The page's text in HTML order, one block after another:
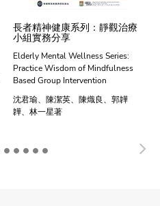
長者精神健康系列：靜觀治療
小組實務分享
Elderly Mental Wellness Series:
Practice Wisdom of Mindfulness
Based Group Intervention
沈君瑜、陳潔英、陳熾良、郭韡
韡、林一星著